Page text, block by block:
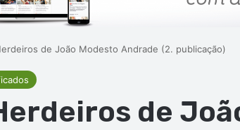
de João Modesto Andrade (2. publicação)
de